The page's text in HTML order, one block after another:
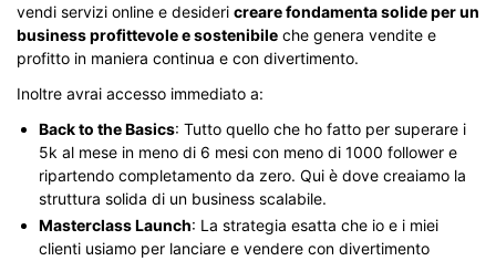
vendi servizi online e desideri creare fondamenta solide per un
business profittevole e sostenibile che genera vendite e
profitto in maniera continua e con divertimento.
Inoltre avrai accesso immediato a:
Back to the Basics: Tutto quello che ho fatto per superare i
5k al mese in meno di 6 mesi con meno di 1000 follower e
ripartendo completamento da zero. Qui è dove creaiamo la
struttura solida di un business scalabile.
Masterclass Launch: La strategia esatta che io e i miei
clienti usiamo per lanciare e vendere con divertimento